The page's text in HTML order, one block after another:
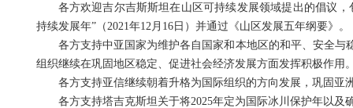
各方欢迎吉尔吉斯斯坦在山区可持续发展领域提出的倡议
持续发展年”（2021年12月16日）并通过《山区发展五年纲要》。
各方支持中亚国家为维护各自国家和本地区的和平、安全
组织继续在巩固地区稳定、促进社会经济发展方面发挥积极作用
各方支持亚信继续朝着升格为国际组织的方向发展，巩固亚
各方支持塔吉克斯坦关于将2025年定为国际冰川保护年以及